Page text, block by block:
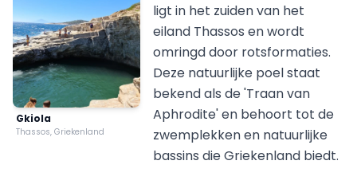
Gkiola
Thassos, Griekenland
ligt in het zuiden van het
eiland Thassos en wordt
omringd door rotsformaties.
Deze natuurlijke poel staat
bekend als de 'Traan van
Aphrodite' en behoort tot de
zwemplekken en natuurlijke
bassins die Griekenland biedt.